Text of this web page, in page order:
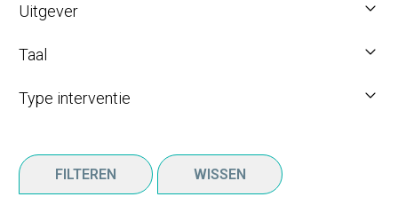
Uitgever
Taal
Type interventie
FILTEREN WISSEN